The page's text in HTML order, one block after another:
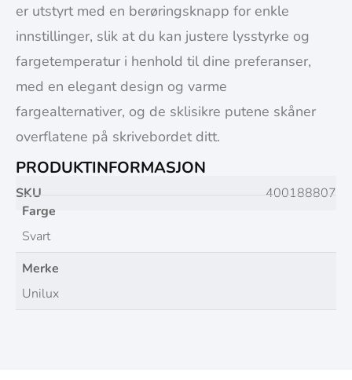
er utstyrt med en berøringsknapp for enkle
innstillinger, slik at du kan justere lysstyrke og
fargetemperatur i henhold til dine preferanser,
med en elegant design og varme
fargealternativer, og de sklisikre putene skåner
overflatene på skrivebordet ditt.
PRODUKTINFORMASJON
SKU
400188807
Farge
Svart
Merke
Unilux